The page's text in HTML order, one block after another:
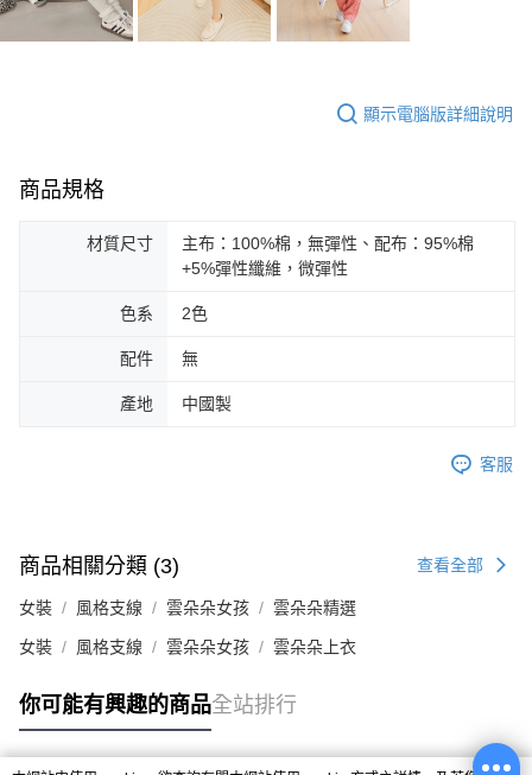
顯示電腦版詳細說明
商品規格
材質尺寸
主布：100%棉，無彈性、配布：95%棉
+5%彈性纖維，微彈性
色系 2色
配件 無
產地 中國製
客服
商品相關分類 (3) 查看全部
女裝 風格支線 雲朵朵女孩 雲朵朵精選
女裝 風格支線 雲朵朵女孩 雲朵朵上衣
你可能有興趣的商品全站排行